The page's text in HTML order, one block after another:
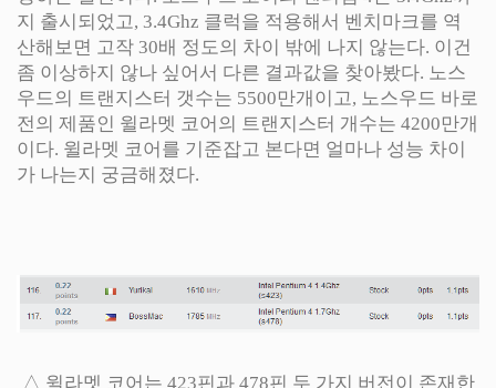
지 출시되었고, 3.4Ghz 클럭을 적용해서 벤치마크를 역
산해보면 고작 30배 정도의 차이 밖에 나지 않는다. 이건
좀 이상하지 않나 싶어서 다른 결과값을 찾아봤다. 노스
우드의 트랜지스터 갯수는 5500만개이고, 노스우드 바로
전의 제품인 윌라멧 코어의 트랜지스터 개수는 4200만개
이다. 윌라멧 코어를 기준잡고 본다면 얼마나 성능 차이
가 나는지 궁금해졌다.
△ 윌라멧 코어는 423핀과 478핀 두 가지 버전이 존재한